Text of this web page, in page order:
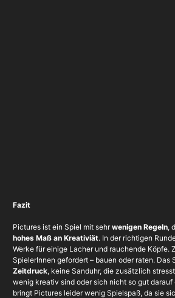
Fazit
Pictures ist ein Spiel mit sehrwenigen Regeln,
hohes Maß an Kreativiät. In der richtigen
Werke für einige Lacher und rauchende Köpfe.
SpielerInnen gefordert – bauen oder raten. Das
Zeitdruck, keine Sanduhr, die zusätzlich
wenig kreativ sind oder sich nicht so gut darauf
bringt Pictures leider wenig Spielspaß, da sie